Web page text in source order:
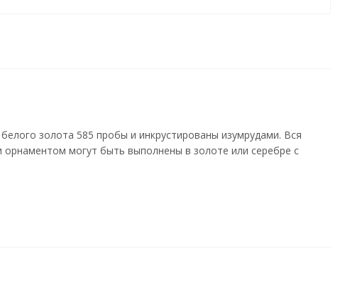
золота 585 пробы и инкрустированы изумрудами. Вся
могут быть выполнены в золоте или серебре с